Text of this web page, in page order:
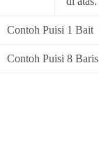
Contoh Puisi 1 Bait
Contoh Puisi 8 Baris